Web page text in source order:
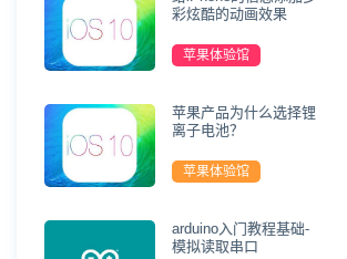
彩炫酷的动画效果
苹果体验馆
苹果产品为什么选择锂
离子电池？
苹果体验馆
arduino入门教程基础-
模拟读取串口